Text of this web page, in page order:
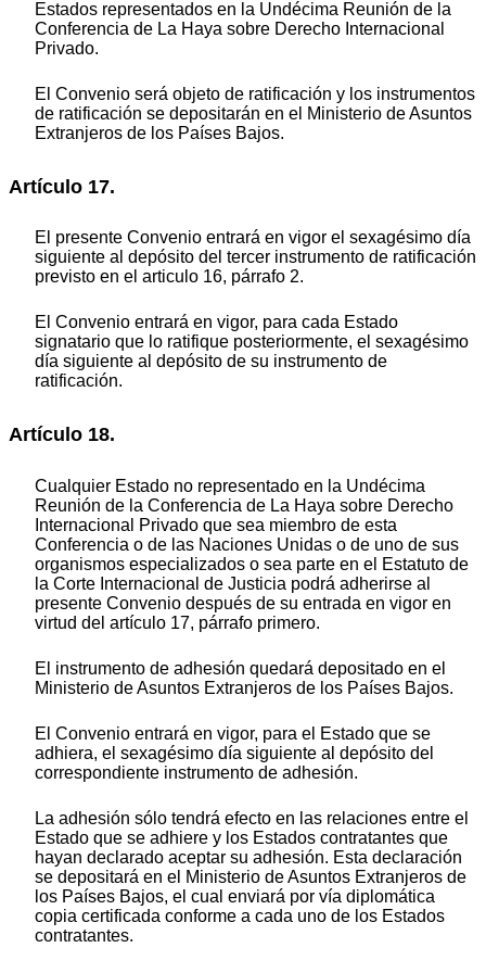
Estados representados en la Undécima Reunión de la
Conferencia de La Haya sobre Derecho Internacional
Privado.
El Convenio será objeto de ratificación y los instrumentos
de ratificación se depositarán en el Ministerio de Asuntos
Extranjeros de los Países Bajos.
Artículo 17.
El presente Convenio entrará en vigor el sexagésimo día
siguiente al depósito del tercer instrumento de ratificación
previsto en el articulo 16, párrafo 2.
El Convenio entrará en vigor, para cada Estado
signatario que lo ratifique posteriormente, el sexagésimo
día siguiente al depósito de su instrumento de
ratificación.
Artículo 18.
Cualquier Estado no representado en la Undécima
Reunión de la Conferencia de La Haya sobre Derecho
Internacional Privado que sea miembro de esta
Conferencia o de las Naciones Unidas o de uno de sus
organismos especializados o sea parte en el Estatuto de
la Corte Internacional de Justicia podrá adherirse al
presente Convenio después de su entrada en vigor en
virtud del artículo 17, párrafo primero.
El instrumento de adhesión quedará depositado en el
Ministerio de Asuntos Extranjeros de los Países Bajos.
El Convenio entrará en vigor, para el Estado que se
adhiera, el sexagésimo día siguiente al depósito del
correspondiente instrumento de adhesión.
La adhesión sólo tendrá efecto en las relaciones entre el
Estado que se adhiere y los Estados contratantes que
hayan declarado aceptar su adhesión. Esta declaración
se depositará en el Ministerio de Asuntos Extranjeros de
los Países Bajos, el cual enviará por vía diplomática
copia certificada conforme a cada uno de los Estados
contratantes.